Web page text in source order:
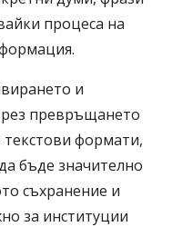
процеса на
и
превръщането
текстови формати,
бъде значително
съхранение и
за институции